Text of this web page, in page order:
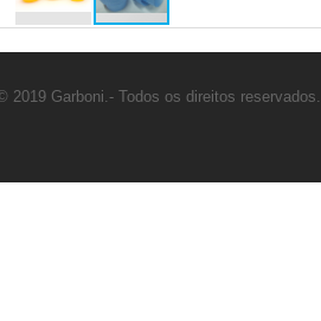
2019 Garboni.- Todos os direitos reservados.